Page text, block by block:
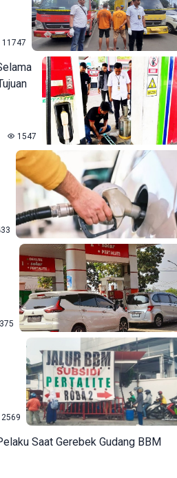
11747
1547
2569
Saat Gerebek Gudang BBM